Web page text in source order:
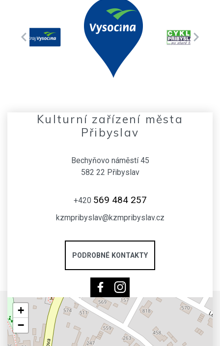
Kulturní zařízení města
Přibyslav
Bechyňovo náměstí 45
582 22 Přibyslav
+420 569 484 257
kzmpribyslav@kzmpribyslav.cz
PODROBNÉ KONTAKTY
+
−